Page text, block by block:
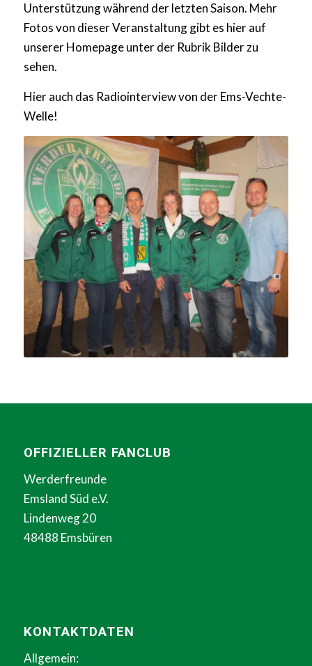
Unterstützung während der letzten Saison. Mehr
Fotos von dieser Veranstaltung gibt es hier auf
unserer Homepage unter der Rubrik Bilder zu
sehen.
Hier auch das Radiointerview von der Ems-Vechte-
Welle!
OFFIZIELLER FANCLUB
Werderfreunde
Emsland Süd e.V.
Lindenweg 20
48488 Emsbüren
KONTAKTDATEN
Allgemein: